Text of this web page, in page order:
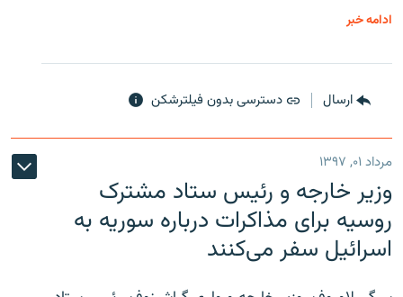
ادامه خبر
ارسال دسترسی بدون فیلترشکن
مرداد ۰۱, ۱۳۹۷
وزیر خارجه و رئیس‌ ستاد مشترک
روسیه برای مذاکرات درباره سوریه به
اسرائیل سفر می‌کنند